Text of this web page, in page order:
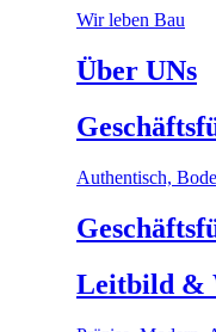
Wir leben Bau
Über UNs
Authentisch,
Leitbild &